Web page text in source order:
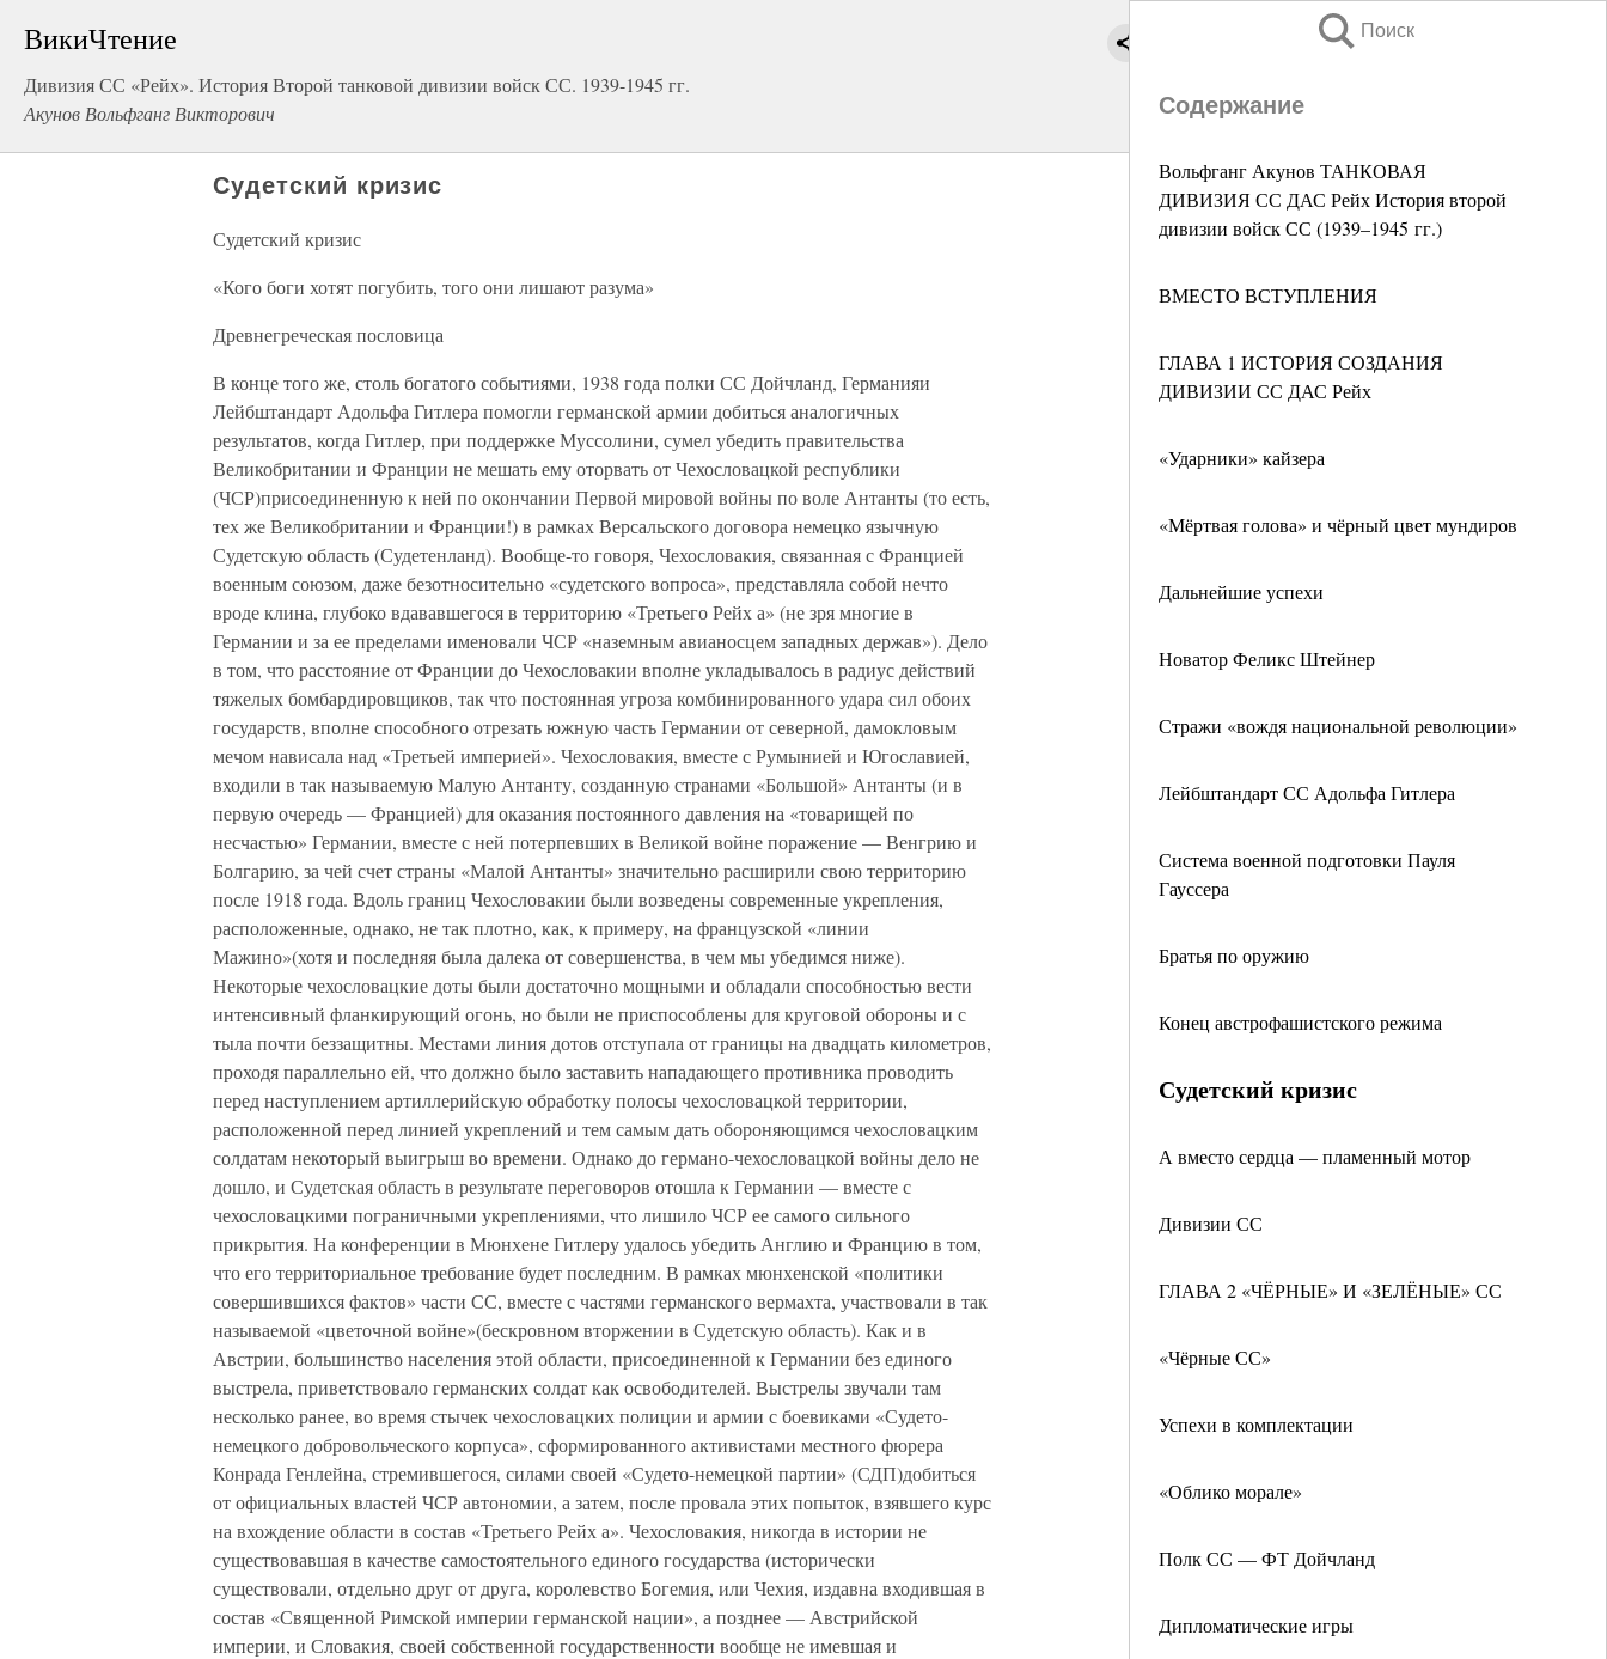
ВикиЧтение
Дивизия СС «Рейх». История Второй танковой дивизии войск СС. 1939-1945 гг.
Акунов Вольфганг Викторович
Поиск
Содержание
Вольфганг Акунов ТАНКОВАЯ
ДИВИЗИЯ СС ДАС Рейх История второй
дивизии войск СС (1939–1945 гг.)
ВМЕСТО ВСТУПЛЕНИЯ
ГЛАВА 1 ИСТОРИЯ СОЗДАНИЯ
ДИВИЗИИ СС ДАС Рейх
«Ударники» кайзера
«Мёртвая голова» и чёрный цвет мундиров
Дальнейшие успехи
Новатор Феликс Штейнер
Стражи «вождя национальной революции»
Лейбштандарт СС Адольфа Гитлера
Система военной подготовки Пауля
Гауссера
Братья по оружию
Конец австрофашистского режима
Судетский кризис
А вместо сердца — пламенный мотор
Дивизии СС
ГЛАВА 2 «ЧЁРНЫЕ» И «ЗЕЛЁНЫЕ» СС
«Чёрные СС»
Успехи в комплектации
«Облико морале»
Полк СС — ФТ Дойчланд
Дипломатические игры
Судетский кризис
Судетский кризис
«Кого боги хотят погубить, того они лишают разума»
Древнегреческая пословица
В конце того же, столь богатого событиями, 1938 года полки СС Дойчланд, Германияи
Лейбштандарт Адольфа Гитлера помогли германской армии добиться аналогичных
результатов, когда Гитлер, при поддержке Муссолини, сумел убедить правительства
Великобритании и Франции не мешать ему оторвать от Чехословацкой республики
(ЧСР)присоединенную к ней по окончании Первой мировой войны по воле Антанты (то есть,
тех же Великобритании и Франции!) в рамках Версальского договора немецко язычную
Судетскую область (Судетенланд). Вообще-то говоря, Чехословакия, связанная с Францией
военным союзом, даже безотносительно «судетского вопроса», представляла собой нечто
вроде клина, глубоко вдававшегося в территорию «Третьего Рейх а» (не зря многие в
Германии и за ее пределами именовали ЧСР «наземным авианосцем западных держав»). Дело
в том, что расстояние от Франции до Чехословакии вполне укладывалось в радиус действий
тяжелых бомбардировщиков, так что постоянная угроза комбинированного удара сил обоих
государств, вполне способного отрезать южную часть Германии от северной, дамокловым
мечом нависала над «Третьей империей». Чехословакия, вместе с Румынией и Югославией,
входили в так называемую Малую Антанту, созданную странами «Большой» Антанты (и в
первую очередь — Францией) для оказания постоянного давления на «товарищей по
несчастью» Германии, вместе с ней потерпевших в Великой войне поражение — Венгрию и
Болгарию, за чей счет страны «Малой Антанты» значительно расширили свою территорию
после 1918 года. Вдоль границ Чехословакии были возведены современные укрепления,
расположенные, однако, не так плотно, как, к примеру, на французской «линии
Мажино»(хотя и последняя была далека от совершенства, в чем мы убедимся ниже).
Некоторые чехословацкие доты были достаточно мощными и обладали способностью вести
интенсивный фланкирующий огонь, но были не приспособлены для круговой обороны и с
тыла почти беззащитны. Местами линия дотов отступала от границы на двадцать километров,
проходя параллельно ей, что должно было заставить нападающего противника проводить
перед наступлением артиллерийскую обработку полосы чехословацкой территории,
расположенной перед линией укреплений и тем самым дать обороняющимся чехословацким
солдатам некоторый выигрыш во времени. Однако до германо-чехословацкой войны дело не
дошло, и Судетская область в результате переговоров отошла к Германии — вместе с
чехословацкими пограничными укреплениями, что лишило ЧСР ее самого сильного
прикрытия. На конференции в Мюнхене Гитлеру удалось убедить Англию и Францию в том,
что его территориальное требование будет последним. В рамках мюнхенской «политики
совершившихся фактов» части СС, вместе с частями германского вермахта, участвовали в так
называемой «цветочной войне»(бескровном вторжении в Судетскую область). Как и в
Австрии, большинство населения этой области, присоединенной к Германии без единого
выстрела, приветствовало германских солдат как освободителей. Выстрелы звучали там
несколько ранее, во время стычек чехословацких полиции и армии с боевиками «Судето-
немецкого добровольческого корпуса», сформированного активистами местного фюрера
Конрада Генлейна, стремившегося, силами своей «Судето-немецкой партии» (СДП)добиться
от официальных властей ЧСР автономии, а затем, после провала этих попыток, взявшего курс
на вхождение области в состав «Третьего Рейх а». Чехословакия, никогда в истории не
существовавшая в качестве самостоятельного единого государства (исторически
существовали, отдельно друг от друга, королевство Богемия, или Чехия, издавна входившая в
состав «Священной Римской империи германской нации», а позднее — Австрийской
империи, и Словакия, своей собственной государственности вообще не имевшая и